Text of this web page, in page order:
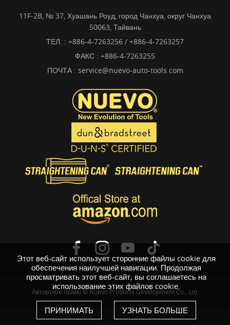
Этот веб-сайт использует сторонние файлы cookie для
обеспечения наилучшей навигации. Продолжая
просматривать этот веб-сайт, вы соглашаетесь на
использование этих файлов cookie.
ПРИНИМАТЬ УЗНАТЬ БОЛЬШЕ
11F-2B, № 37, Хуашань Роуд, город Чанхуа, округ Чанхуа
50063, Тайвань
ТЕЛ. : +886-4-7263256 / +886-4-7263257
ФАКС : +886-4-7263255
ПОЧТА : service@nuevo-auto-tools.com
Авторское право © Nuevo Products Development Co., Ltd.